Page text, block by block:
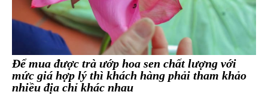
Để mua được trà ướp hoa sen chất lượng với
mức giá hợp lý thì khách hàng phải tham khảo
nhiều địa chỉ khác nhau